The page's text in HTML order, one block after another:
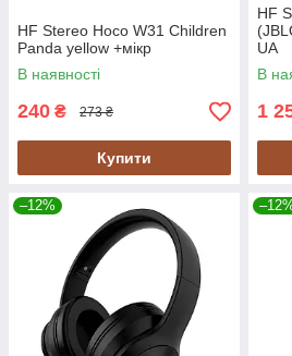
HF Stereo Hoco W31 Children
Panda yellow +мікр
В наявності
240 ₴ 273 ₴
Купити
HF
UA
В
1
–12%